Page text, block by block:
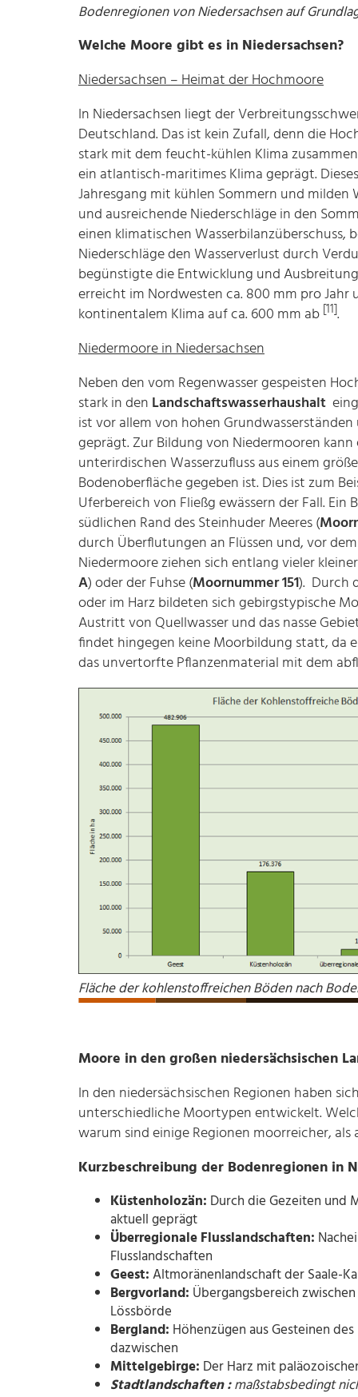
Bodenregionen von Niedersachsen auf
Welche Moore gibt es in Niedersachsen?
Niedersachsen – Heimat der Hochmoore
In Niedersachsen liegt der
Deutschland. Das ist kein Zufall, denn die
stark mit dem feucht-kühlen Klima
ein atlantisch-maritimes Klima geprägt.
Jahresgang mit kühlen Sommern und
und ausreichende Niederschläge in den
einen klimatischen Wasserbilanzüberschuss,
Niederschläge den Wasserverlust durch
begünstigte die Entwicklung und
erreicht im Nordwesten ca. 800 mm pro
kontinentalem Klima auf ca. 600 mm ab [11].
Niedermoore in Niedersachsen
Neben den vom Regenwasser gespeisten
stark in den Landschaftswasserhaushalt
ist vor allem von hohen
geprägt. Zur Bildung von Niedermooren
unterirdischen Wasserzufluss aus einem
Bodenoberfläche gegeben ist. Dies ist zum
Uferbereich von Fließg ewässern der Fall.
südlichen Rand des Steinhuder Meeres (
durch Überflutungen an Flüssen und, vor
Niedermoore ziehen sich entlang vieler
A) oder der Fuhse (Moornummer 151). Durch
oder im Harz bildeten sich gebirgstypische
Austritt von Quellwasser und das nasse
findet hingegen keine Moorbildung statt, da
das unvertorfte Pflanzenmaterial mit dem
Fläche der kohlenstoffreichen Böden nach
Moore in den großen niedersächsischen
In den niedersächsischen Regionen haben
unterschiedliche Moortypen entwickelt.
warum sind einige Regionen moorreicher, als
Kurzbeschreibung der Bodenregionen in
Küstenholozän: Durch die Gezeiten und
aktuell geprägt
Überregionale Flusslandschaften:
Flusslandschaften
Geest:Altmoränenlandschaft der Saale-
Bergvorland: Übergangsbereich
Lössbörde
Bergland: Höhenzügen aus Gesteinen
dazwischen
Mittelgebirge: Der Harz mit
Stadtlandschaften:maßstabsbedingt